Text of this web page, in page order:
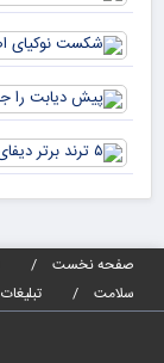
صفحه نخست
سلامت
تبلیغات